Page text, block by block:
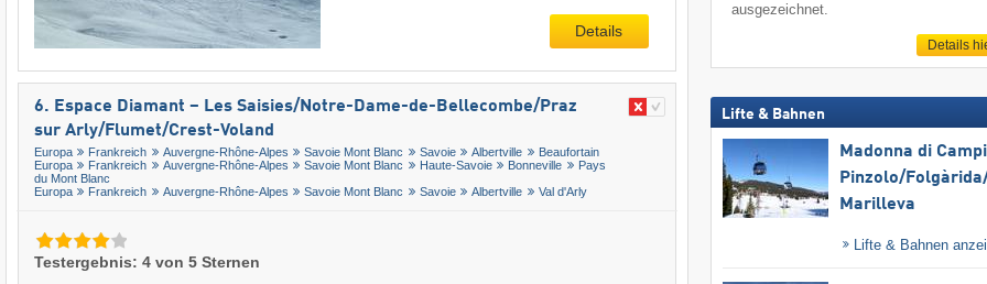
Details
6. Espace Diamant – Les Saisies/​Notre-Dame-de-Bellecombe/​Praz
sur Arly/​Flumet/​Crest-Voland
Europa Frankreich Auvergne-Rhône-Alpes Savoie Mont Blanc Savoie Albertville
Beaufortain
Europa
Frankreich Auvergne-Rhône-Alpes Savoie Mont Blanc Haute-Savoie Bonneville
Pays
du Mont Blanc
Europa
Frankreich Auvergne-Rhône-Alpes Savoie Mont Blanc Savoie Albertville Val d'Arly
Testergebnis: 4 von 5 Sternen
ausgezeichnet.
Details
Lifte & Bahnen
Madonna di
Pinzolo/​
Marilleva
Lifte & Bahnen